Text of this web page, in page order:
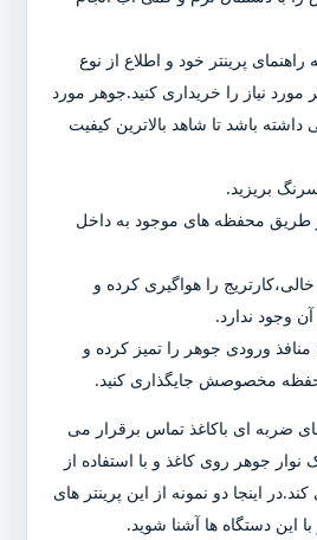
پرینتر خود و اطلاع از نوع
مورد نیاز را خریداری کنید.جوهر مورد
داشته باشد تا شاهد بالاترین کیفیت
بریزید.
طریق محفظه های موجود به داخل
را هواگیری کرده و
وجود ندارد.
ورودی جوهر را تمیز کرده و
مخصوصش جایگذاری کنید.
ضربه ای باکاغذ تماس برقرار می
نوار جوهر روی کاغذ و با استفاده از
اینجا دو نمونه از این پرینتر های
این دستگاه ها آشنا شوید.